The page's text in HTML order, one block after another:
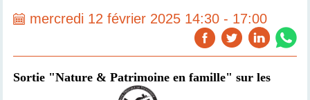
mercredi 12 février 2025 14:30 - 17:00
Sortie "Nature & Patrimoine en famille" sur les